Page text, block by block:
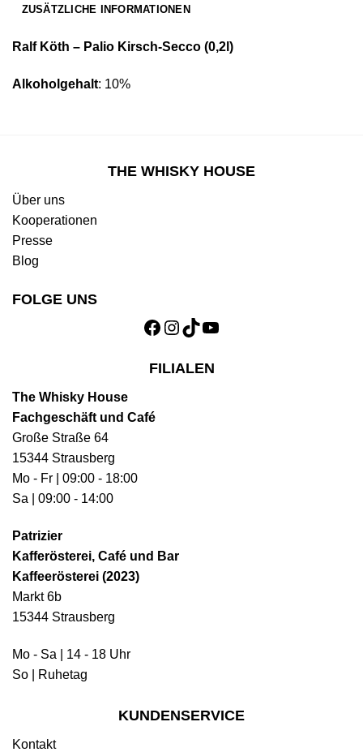
ZUSÄTZLICHE INFORMATIONEN
Ralf Köth – Palio Kirsch-Secco (0,2l)
Alkoholgehalt: 10%
THE WHISKY HOUSE
Über uns
Kooperationen
Presse
Blog
FOLGE UNS
Facebook
Instagram
TikTokYouTube
FILIALEN
The Whisky House
Fachgeschäft und Café
Große Straße 64
15344 Strausberg
Mo - Fr | 09:00 - 18:00
Sa | 09:00 - 14:00
Patrizier
Kafferösterei, Café und Bar
Kaffeerösterei (2023)
Markt 6b
15344 Strausberg
Mo - Sa | 14 - 18 Uhr
So | Ruhetag
KUNDENSERVICE
Kontakt